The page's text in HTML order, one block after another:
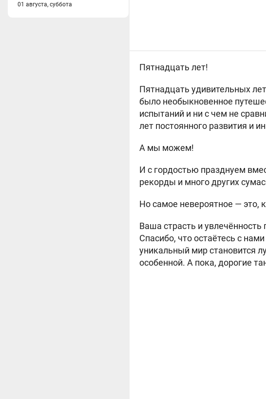
01 августа, суббота
Пятнадцать лет!
Пятнадцать удивительных
было необыкновенное
испытаний и ни с чем не
лет постоянного развития и
А мы можем!
И с гордостью празднуем
рекорды и много других
Но самое невероятное — это,
Ваша страсть и
Спасибо, что остаётесь с
уникальный мир становится
особенной. А пока, дорогие